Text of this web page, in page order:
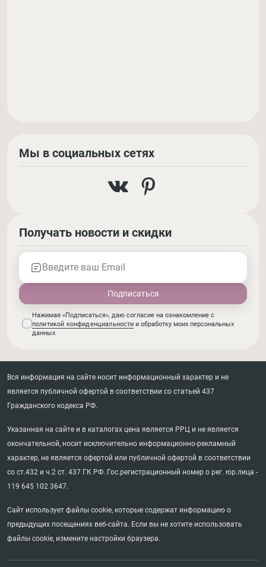
Мы в социальных сетях
Получать новости и скидки
Введите ваш Email
Нажимая «Подписаться», даю согласие на ознакомление с
политикой конфиденциальности и обработку моих персональных
данных
Вся информация на сайте носит информационный характер и не
является публичной офертой в соответствии со статьей 437
Гражданского кодекса РФ.
Указанная на сайте и в каталогах цена является РРЦ и не является
окончательной, носит исключительно информационно-рекламный
характер, не является офертой или публичной офертой в соответствии
со ст.432 и ч.2 ст. 437 ГК РФ. Гос.регистрационный номер о рег. юр.лица -
119 645 102 3647.
Сайт использует файлы cookie, которые содержат информацию о
предыдущих посещениях веб-сайта. Если вы не хотите использовать
файлы cookie, измените настройки браузера.